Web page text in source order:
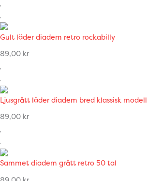
Gult läder diadem retro rockabilly
89,00 kr
Ljusgrått läder diadem bred klassisk modell
89,00 kr
Sammet diadem grått retro 50 tal